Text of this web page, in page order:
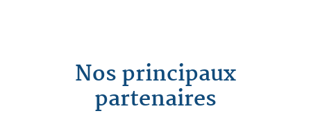
Nos principaux
partenaires